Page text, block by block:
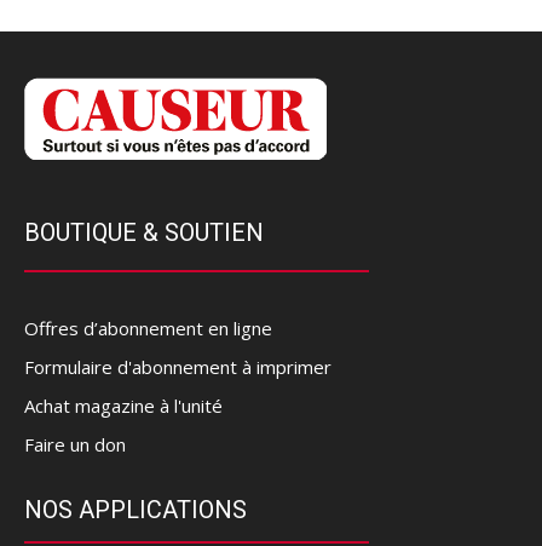
BOUTIQUE & SOUTIEN
Offres d’abonnement en ligne
Formulaire d'abonnement à imprimer
Achat magazine à l'unité
Faire un don
NOS APPLICATIONS